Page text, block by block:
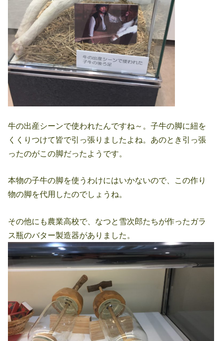
牛の出産シーンで使われたんですね～。子牛の脚に紐を
くくりつけて皆で引っ張りましたよね。あのとき引っ張
ったのがこの脚だったようです。
本物の子牛の脚を使うわけにはいかないので、この作り
物の脚を代用したのでしょうね。
その他にも農業高校で、なつと雪次郎たちが作ったガラ
ス瓶のバター製造器がありました。